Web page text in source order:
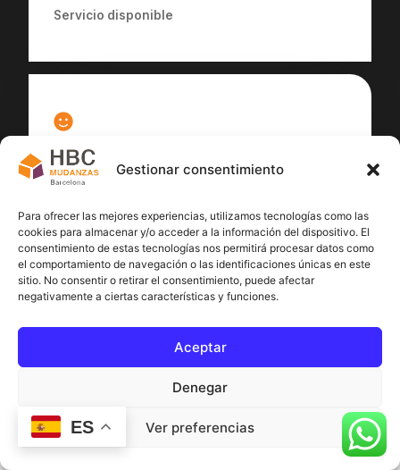
Gestionar consentimiento
Para ofrecer las mejores experiencias, utilizamos tecnologías como las
cookies para almacenar y/o acceder a la información del dispositivo. El
consentimiento de estas tecnologías nos permitirá procesar datos como
el comportamiento de navegación o las identificaciones únicas en este
sitio. No consentir o retirar el consentimiento, puede afectar
negativamente a ciertas características y funciones.
Aceptar
Denegar
Ver preferencias
Servicio disponible
100
ES